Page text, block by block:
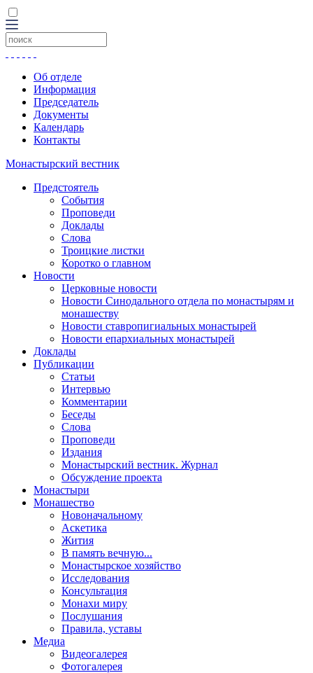
Об отделе
Информация
Председатель
Документы
Календарь
Контакты
Монастырский вестник
Предстоятель
События
Проповеди
Доклады
Слова
Троицкие листки
Коротко о главном
Новости
Церковные новости
Новости Синодального отдела по монастырям и
монашеству
Новости ставропигиальных монастырей
Новости епархиальных монастырей
Доклады
Публикации
Статьи
Интервью
Комментарии
Беседы
Слова
Проповеди
Издания
Монастырский вестник. Журнал
Обсуждение проекта
Монастыри
Монашество
Новоначальному
Аскетика
Жития
В память вечную...
Монастырское хозяйство
Исследования
Консультация
Монахи миру
Послушания
Правила, уставы
Медиа
Видеогалерея
Фотогалерея